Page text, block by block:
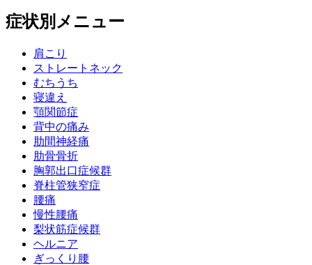
症状別メニュー
肩こり
ストレートネック
むちうち
寝違え
顎関節症
背中の痛み
肋間神経痛
肋骨骨折
胸郭出口症候群
脊柱管狭窄症
腰痛
慢性腰痛
梨状筋症候群
ヘルニア
ぎっくり腰